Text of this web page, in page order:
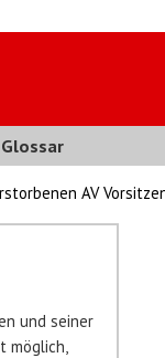
Glossar
AV
und seiner
möglich,